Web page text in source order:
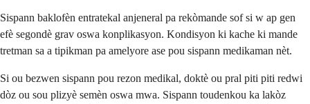
Sispann baklofèn entratekal anjeneral pa rekòmande sof si w ap gen
efè segondè grav oswa konplikasyon. Kondisyon ki kache ki mande
tretman sa a tipikman pa amelyore ase pou sispann medikaman nèt.
Si ou bezwen sispann pou rezon medikal, doktè ou pral piti piti redwi
dòz ou sou plizyè semèn oswa mwa. Sispann toudenkou ka lakòz